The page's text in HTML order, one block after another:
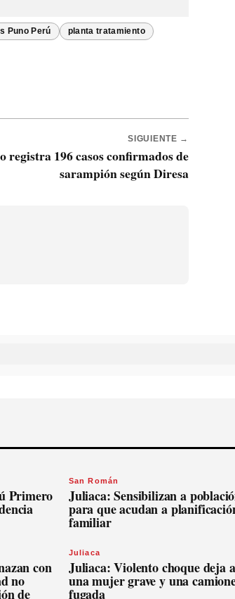
Puno Perú planta tratamiento
SIGUIENTE →
registra 196 casos confirmados de
sarampión según Diresa
Primero
San Román
Juliaca: Sensibilizan a
para que acudan a
familiar
con
no
de
Juliaca
Juliaca: Violento choque deja a
una mujer grave y una
fugada